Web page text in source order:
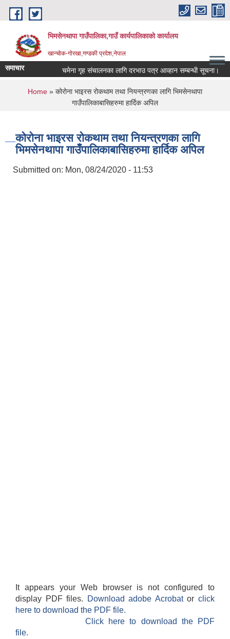
Skip to main content
भिमसेनथापा गाउँपालिका,गाउँ कार्यपालिकाकाे कार्यालय
खान्चोक-गाेरखा,गण्डकी प्रदेश,नेपाल
समाचार चमेना गृह संचालनका लागि दरभाउ पत्र आव्हान सम्बन्धी सूचना।
You are here
Home » कोरोना भाइरस रोकथाम तथा नियन्त्रणका लागि भिमसेनथापा
गाउँपालिकाबासिहरुमा हार्दिक अपिल
कोरोना भाइरस रोकथाम तथा नियन्त्रणका लागि
भिमसेनथापा गाउँपालिकाबासिहरुमा हार्दिक अपिल
Submitted on: Mon, 08/24/2020 - 11:53
It appears your Web browser is not configured to
display PDF files.
Download adobe Acrobatorclick
here to download the PDF file.
Click here to download the PDF
file.